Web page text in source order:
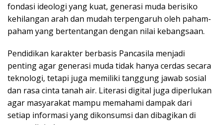
fondasi ideologi yang kuat, generasi muda berisiko
kehilangan arah dan mudah terpengaruh oleh paham-
paham yang bertentangan dengan nilai kebangsaan.
Pendidikan karakter berbasis Pancasila menjadi
penting agar generasi muda tidak hanya cerdas secara
teknologi, tetapi juga memiliki tanggung jawab sosial
dan rasa cinta tanah air. Literasi digital juga diperlukan
agar masyarakat mampu memahami dampak dari
setiap informasi yang dikonsumsi dan dibagikan di